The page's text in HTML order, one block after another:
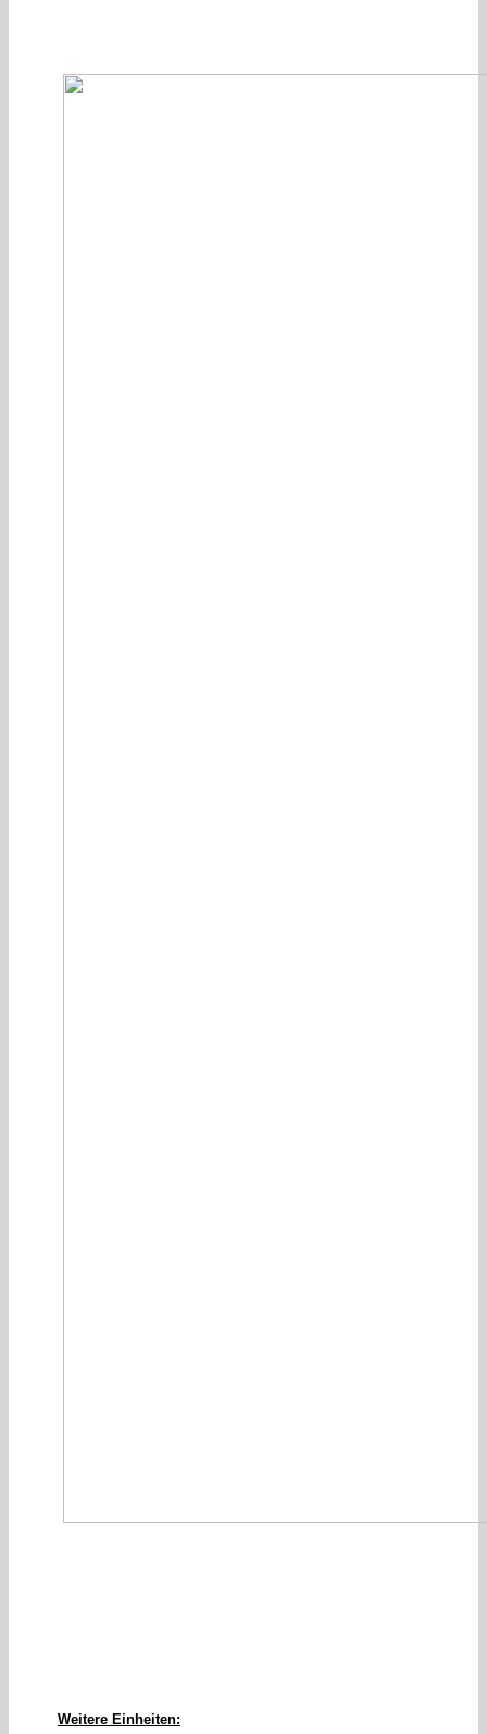
Weitere Einheiten: